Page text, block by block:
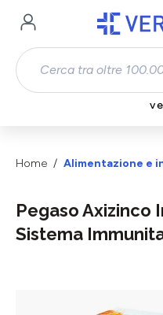
Passa al contenuto
Home Alimentazione e
Pegaso Axizinco
Sistema